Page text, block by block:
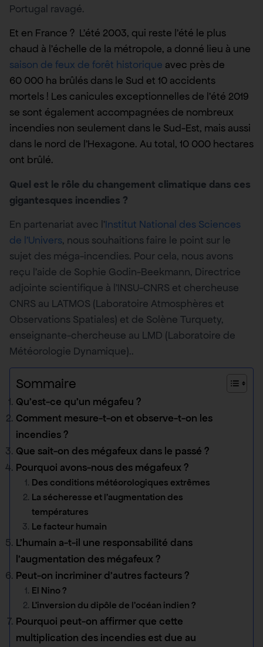
Portugal ravagé.
Et en France ? L’été 2003, qui reste l’été le plus
chaud à l’échelle de la métropole, a donné lieu à une
saison de feux de forêt historique avec près de
60 000 ha brûlés dans le Sud et 10 accidents
mortels ! Les canicules exceptionnelles de l’été 2019
se sont également accompagnées de nombreux
incendies non seulement dans le Sud-Est, mais aussi
dans le nord de l’Hexagone. Au total, 10 000 hectares
ont brûlé.
Quel est le rôle du changement climatique dans ces
gigantesques incendies ?
En partenariat avec l’Institut National des Sciences
de l’Univers, nous souhaitions faire le point sur le
sujet des méga-incendies. Pour cela, nous avons
reçu l’aide de Sophie Godin-Beekmann, Directrice
adjointe scientifique à l’INSU-CNRS et chercheuse
CNRS au LATMOS (Laboratoire Atmosphères et
Observations Spatiales) et de Solène Turquety,
enseignante-chercheuse au LMD (Laboratoire de
Météorologie Dynamique)..
Sommaire
Qu’est-ce qu’un mégafeu ?
Comment mesure-t-on et observe-t-on les
incendies ?
Que sait-on des mégafeux dans le passé ?
Pourquoi avons-nous des mégafeux ?
Des conditions météorologiques extrêmes
La sécheresse et l’augmentation des
températures
Le facteur humain
L’humain a-t-il une responsabilité dans
l’augmentation des mégafeux ?
Peut-on incriminer d’autres facteurs ?
El Nino ?
L’inversion du dipôle de l’océan indien ?
Pourquoi peut-on affirmer que cette
multiplication des incendies est due au